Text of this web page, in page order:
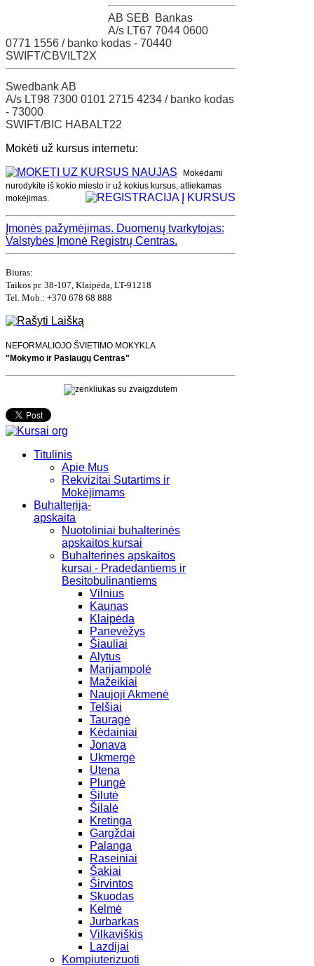
AB SEB Bankas
A/s LT67 7044 0600
0771 1556 / banko kodas - 70440
SWIFT/CBVILT2X
Swedbank AB
A/s LT98 7300 0101 2715 4234 / banko kodas
- 73000
SWIFT/BIC HABALT22
Mokėti už kursus internetu:
Mokėdami
nurodykite iš kokio miesto ir už kokius kursus, atliekamas
mokėjimas.
Įmonės pažymėjimas. Duomenų tvarkytojas:
Valstybės Įmonė Registrų Centras.
Biuras:
Taikos pr. 38-107, Klaipėda, LT-91218
Tel. Mob.: +370 678 68 888
NEFORMALIOJO ŠVIETIMO MOKYKLA
"Mokymo ir Paslaugų Centras"
Titulinis
Apie Mus
Rekvizitai Sutartims ir
Mokėjimams
Buhalterija-
apskaita
Nuotoliniai buhalterinės
apskaitos kursai
Buhalterinės apskaitos
kursai - Pradedantiems ir
Besitobulinantiems
Vilnius
Kaunas
Klaipėda
Panevėžys
Šiauliai
Alytus
Marijampolė
Mažeikiai
Naujoji Akmenė
Telšiai
Tauragė
Kėdainiai
Jonava
Ukmergė
Utena
Plungė
Šilutė
Šilalė
Kretinga
Gargždai
Palanga
Raseiniai
Šakiai
Širvintos
Skuodas
Kelmė
Jurbarkas
Vilkaviškis
Lazdijai
Kompiuterizuoti